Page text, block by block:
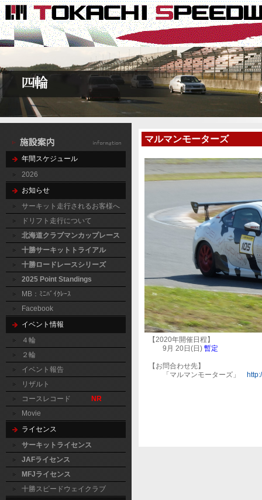
年間スケジュール
2026
お知らせ
サーキット走行されるお客様へ
ドリフト走行について
北海道クラブマンカップレース
十勝サーキットトライアル
十勝ロードレースシリーズ
2025 Point Standings
MB：ﾐﾆﾊﾞｲｸﾚｰｽ
Facebook
イベント情報
４輪
２輪
イベント報告
リザルト
コースレコード
NR
Movie
ライセンス
サーキットライセンス
JAFライセンス
MFJライセンス
十勝スピードウェイクラブ
マルマンモーターズ
【2020年開催日程】
9月 20日(日) 暫定
【お問合わせ先】
「マルマンモーターズ」